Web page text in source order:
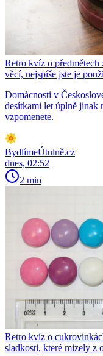
Retro kvíz o předmětech
věcí, nejspíše jste je
Domácnosti v
desítkami let úplně jinak
vzpomenete.
BydlímeÚtulně.cz
dnes, 02:52
2 min
Retro kvíz o
sladkosti, které mizely z